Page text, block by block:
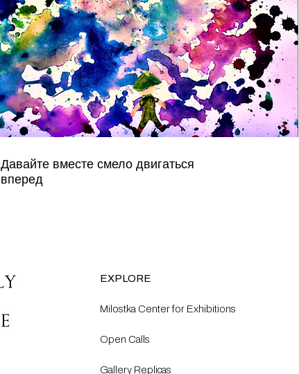
Давайте вместе смело двигаться
вперед
EXPLORE
Milostka Center for Exhibitions
Open Calls​
Gallery Replicas